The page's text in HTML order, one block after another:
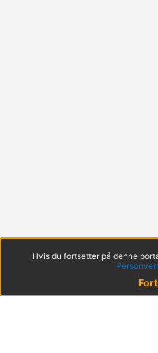
Hvis du fortsetter på denne